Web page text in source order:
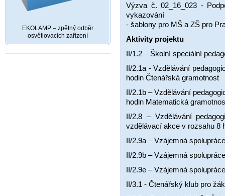
EKOLAMP – zpětný odběr
osvětlovacích zařízení
Výzva č. 02_16_023 -
vykazování
- šablony pro MŠ a ZŠ pro
Aktivity projektu
II/1.2 – Školní speciální
II/2.1a - Vzdělávání
hodin Čtenářská gramotnost
II/2.1b – Vzdělávání
hodin Matematická
II/2.8 – Vzdělávání
vzdělávací akce v rozsahu 8
II/2.9a – Vzájemná
II/2.9b – Vzájemná
II/2.9e – Vzájemná
II/3.1 - Čtenářský klub pro